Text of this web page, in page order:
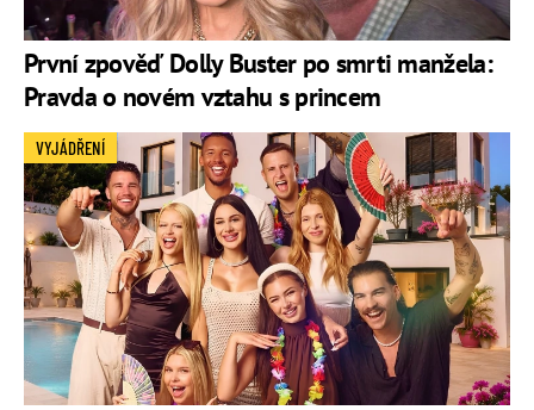
První zpověď Dolly Buster po smrti manžela:
Pravda o novém vztahu s princem
VYJÁDŘENÍ